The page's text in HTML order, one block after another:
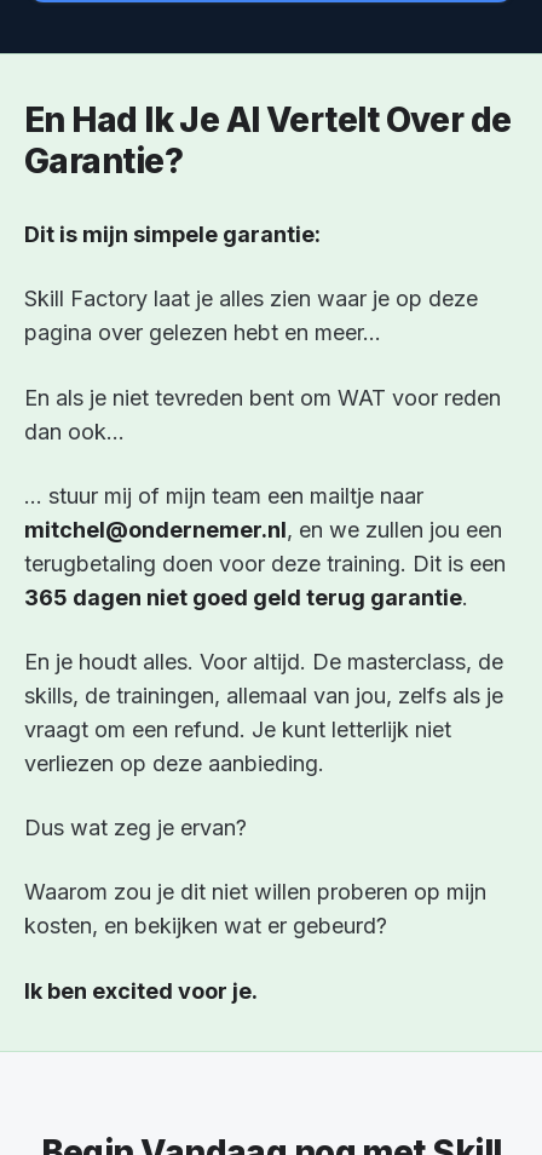
En Had Ik Je Al Vertelt Over de
Garantie?
Dit is mijn simpele garantie:
Skill Factory laat je alles zien waar je op deze
pagina over gelezen hebt en meer…
En als je niet tevreden bent om WAT voor reden
dan ook…
… stuur mij of mijn team een mailtje naar
mitchel@ondernemer.nl, en we zullen jou een
terugbetaling doen voor deze training. Dit is een
365 dagen niet goed geld terug garantie.
En je houdt alles. Voor altijd. De masterclass, de
skills, de trainingen, allemaal van jou, zelfs als je
vraagt om een refund. Je kunt letterlijk niet
verliezen op deze aanbieding.
Dus wat zeg je ervan?
Waarom zou je dit niet willen proberen op mijn
kosten, en bekijken wat er gebeurd?
Ik ben excited voor je.